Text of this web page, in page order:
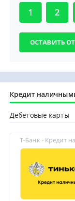
1 2
Кредит
Дебетовые карты
Т-Банк - Кредит